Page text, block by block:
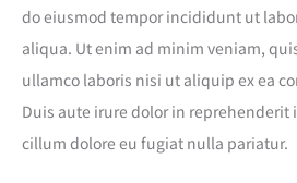
do eiusmod tempor incididunt ut
aliqua. Ut enim ad minim veniam,
ullamco laboris nisi ut aliquip ex ea
Duis aute irure dolor in reprehenderit
cillum dolore eu fugiat nulla pariatur.